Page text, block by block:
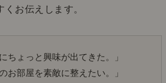
お伝えします。
ちょっと興味が出てきた。」
お部屋を素敵に整えたい。」